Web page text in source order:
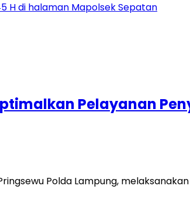
H di halaman Mapolsek Sepatan
Pelayanan
Polda Lampung,